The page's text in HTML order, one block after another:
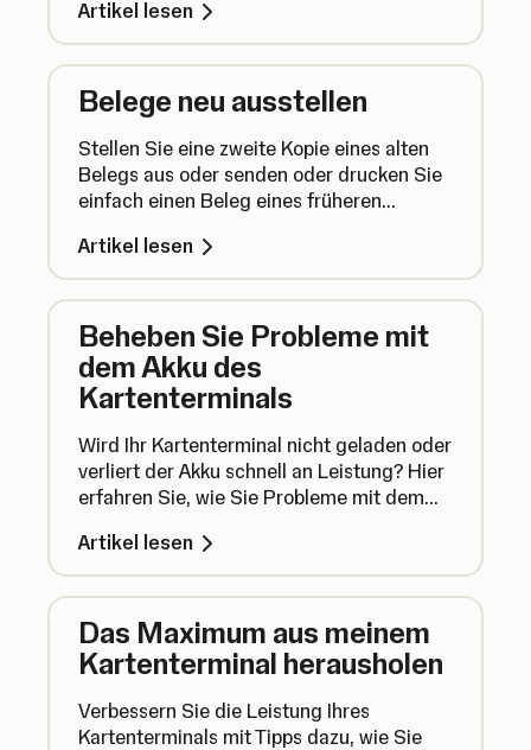
Artikel lesen
Belege neu ausstellen
Stellen Sie eine zweite Kopie eines alten
Belegs aus oder senden oder drucken Sie
einfach einen Beleg eines früheren
Artikel lesen
Beheben Sie Probleme mit
dem Akku des
Kartenterminals
Wird Ihr Kartenterminal nicht geladen oder
verliert der Akku schnell an Leistung? Hier
erfahren Sie, wie Sie Probleme mit dem
können.
Artikel lesen
Das Maximum aus meinem
Kartenterminal herausholen
Verbessern Sie die Leistung Ihres
Kartenterminals mit Tipps dazu, wie Sie